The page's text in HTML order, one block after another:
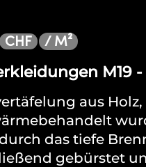
CHF / M²
M19
aus Holz,
das tiefe
gebürstet